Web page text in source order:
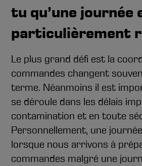
tu qu’une journée
particulièrement
Le plus grand défi est la
commandes changent
terme. Néanmoins il est
se déroule dans les délais
contamination et en toute
Personnellement, une
lorsque nous arrivons à
commandes malgré une